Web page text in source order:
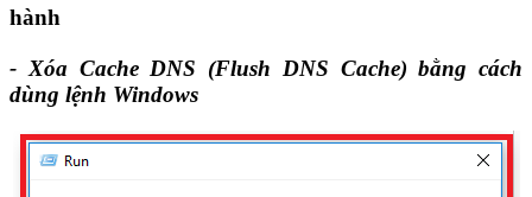
hành
- Xóa Cache DNS (Flush DNS Cache) bằng cách
dùng lệnh Windows